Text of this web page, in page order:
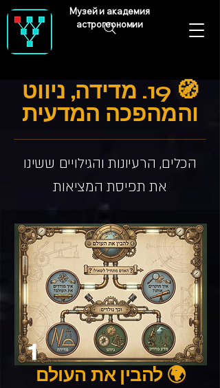
Музей и академия
астрогеономии
🧭 19. מדידה, ניווט
והמהפכה המדעית
הכלים, הרעיונות והגילויים ששינו
את תפיסת המציאות
1
🌍 להבין את העולם